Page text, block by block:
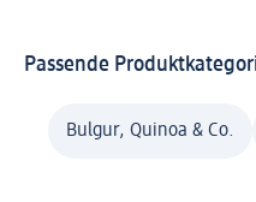
Passende
Bulgur, Quinoa & Co.